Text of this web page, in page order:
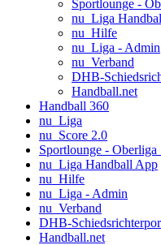
Sportlounge -
nu_Liga
nu_Hilfe
nu_Liga - Admin
nu_Verband
DHB-
Handball.net
Handball 360
nu_Liga
nu_Score 2.0
Sportlounge - Oberliga
nu_Liga Handball App
nu_Hilfe
nu_Liga - Admin
nu_Verband
DHB-
Handball.net